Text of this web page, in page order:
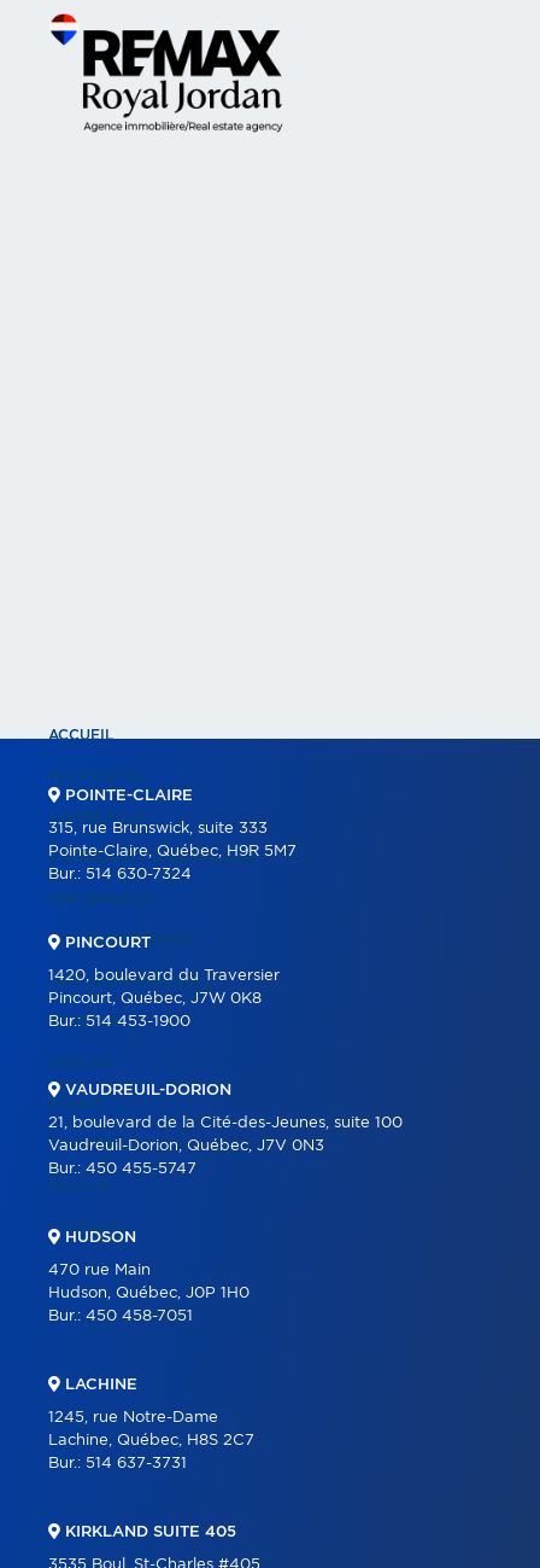
ACCUEIL
PROPRIÉTÉS
COMMERCIAL
BÂTIMENTS COMMERCIAUX
PARTENAIRES
NOS PROGRAMMES
OUTILS IMMOBILIERS
ACHETER
VENDRE
ÉQUIPE
CARRIÈRE
BLOGUE
CONTACT
POINTE-CLAIRE
315, rue Brunswick, suite 333
Pointe-Claire, Québec, H9R 5M7
Bur.: 514 630-7324
PINCOURT
1420, boulevard du Traversier
Pincourt, Québec, J7W 0K8
Bur.:514 453-1900
VAUDREUIL-DORION
21, boulevard de la Cité-des-Jeunes, suite 100
Vaudreuil-Dorion, Québec, J7V 0N3
Bur.: 450 455-5747
HUDSON
470 rue Main
Hudson, Québec, J0P 1H0
Bur.: 450 458-7051
LACHINE
1245, rue Notre-Dame
Lachine, Québec, H8S 2C7
Bur.: 514 637-3731
KIRKLAND SUITE 405
3535 Boul. St-Charles #405